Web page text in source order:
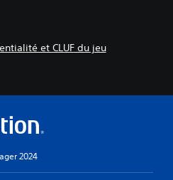
et CLUF du jeu
2024